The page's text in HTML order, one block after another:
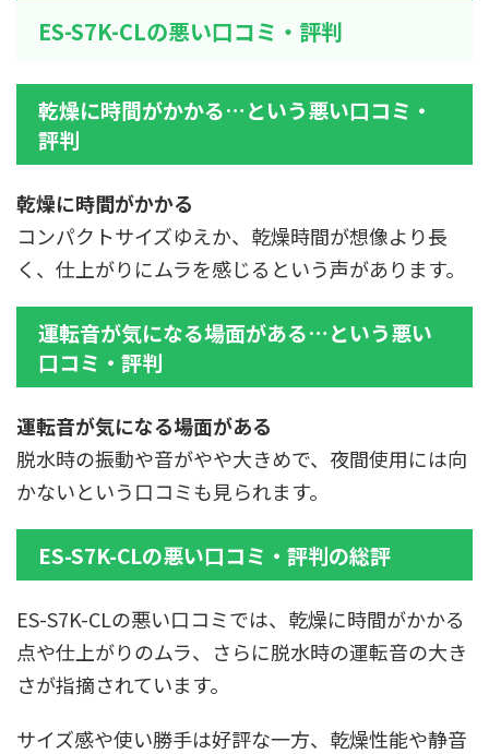
ES-S7K-CLの悪い口コミ・評判
乾燥に時間がかかる…という悪い口コミ・
評判
乾燥に時間がかかる
コンパクトサイズゆえか、乾燥時間が想像より長
く、仕上がりにムラを感じるという声があります。
運転音が気になる場面がある…という悪い
口コミ・評判
運転音が気になる場面がある
脱水時の振動や音がやや大きめで、夜間使用には向
かないという口コミも見られます。
ES-S7K-CLの悪い口コミ・評判の総評
ES-S7K-CLの悪い口コミでは、乾燥に時間がかかる
点や仕上がりのムラ、さらに脱水時の運転音の大き
さが指摘されています。
サイズ感や使い勝手は好評な一方、乾燥性能や静音